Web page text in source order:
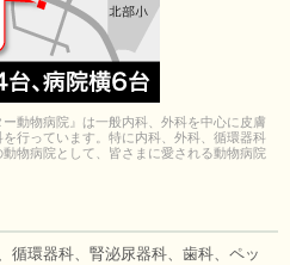
動物病院』は一般内科、外科を中心に皮膚
行っています。特に内科、外科、循環器科
物病院として、皆さまに愛される動物病院
循環器科、腎泌尿器科、歯科、 ペッ